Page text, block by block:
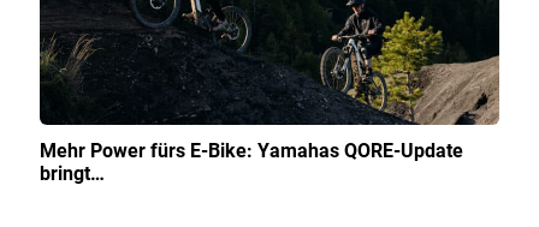
Mehr Power fürs E-Bike: Yamahas QORE-Update
bringt…